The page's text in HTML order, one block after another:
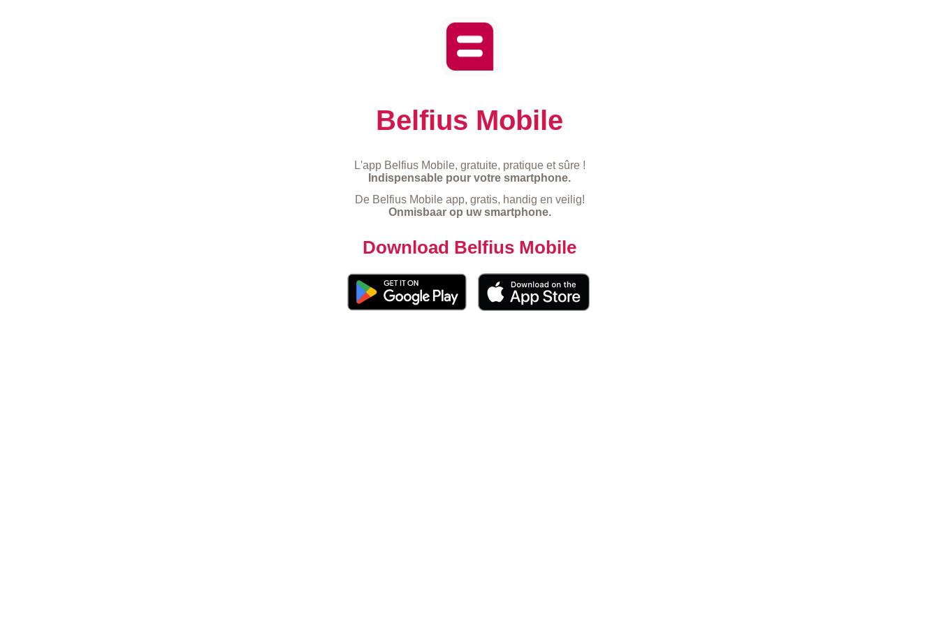
Belfius Mobile
L'app Belfius Mobile, gratuite, pratique et sûre !
Indispensable pour votre smartphone.
De Belfius Mobile app, gratis, handig en veilig!
Onmisbaar op uw smartphone.
Download Belfius Mobile